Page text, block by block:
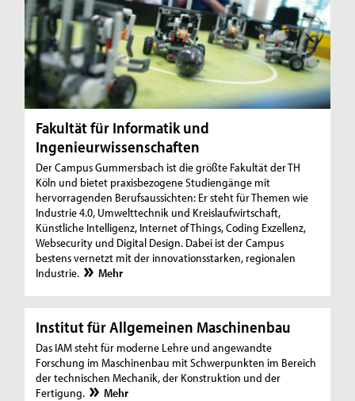
Fakultät für Informatik und
Ingenieurwissenschaften
Der Campus Gummersbach ist die größte Fakultät der TH
Köln und bietet praxisbezogene Studiengänge mit
hervorragenden Berufsaussichten: Er steht für Themen wie
Industrie 4.0, Umwelttechnik und Kreislaufwirtschaft,
Künstliche Intelligenz, Internet of Things, Coding Exzellenz,
Websecurity und Digital Design. Dabei ist der Campus
bestens vernetzt mit der innovationsstarken, regionalen
Industrie.
Mehr
Institut für Allgemeinen Maschinenbau
Das IAM steht für moderne Lehre und angewandte
Forschung im Maschinenbau mit Schwerpunkten im Bereich
der technischen Mechanik, der Konstruktion und der
Fertigung.
Mehr